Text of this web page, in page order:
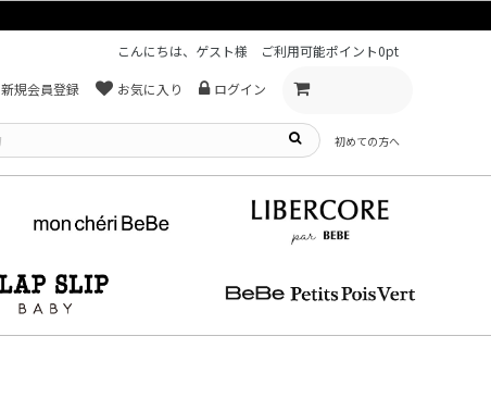
こんにちは、ゲスト様
ご利用可能ポイント0pt
新規会員登録 お気に入り ログイン
初めての方へ